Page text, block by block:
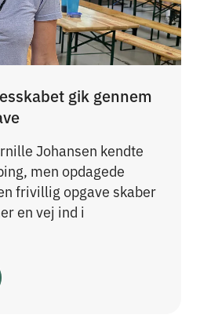
gik gennem
Johansen kendte
men opdagede
frivillig opgave skaber
en vej ind i